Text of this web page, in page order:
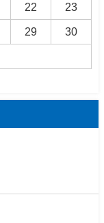
22 23
29 30